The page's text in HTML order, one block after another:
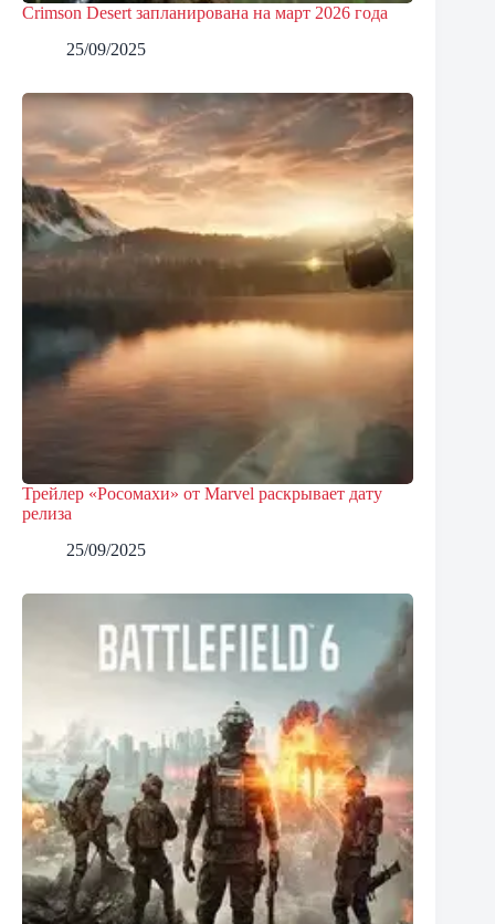
Crimson Desert запланирована на март 2026 года
25/09/2025
Трейлер «Росомахи» от Marvel раскрывает дату
релиза
25/09/2025